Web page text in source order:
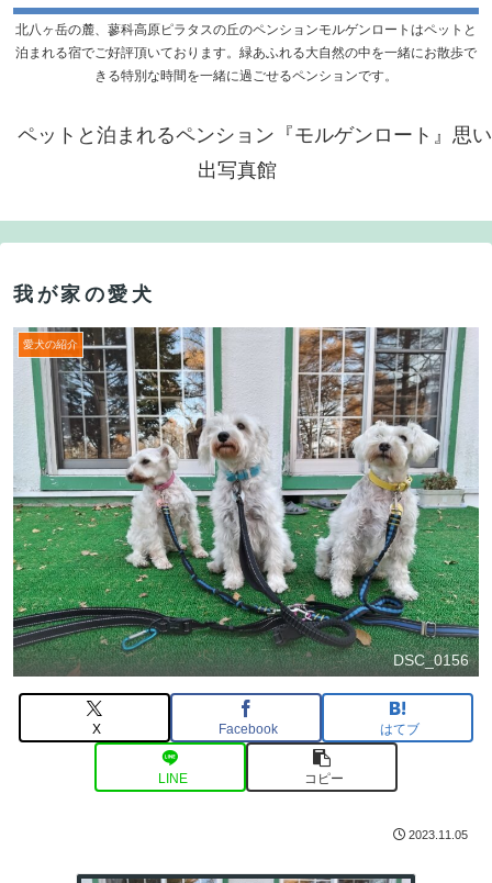
北八ヶ岳の麓、蓼科高原ピラタスの丘のペンションモルゲンロートはペットと
泊まれる宿でご好評頂いております。緑あふれる大自然の中を一緒にお散歩で
きる特別な時間を一緒に過ごせるペンションです。
ペットと泊まれるペンション『モルゲンロート』思い
出写真館
我が家の愛犬
愛犬の紹介
DSC_0156
X Facebook はてブ
LINE コピー
2023.11.05